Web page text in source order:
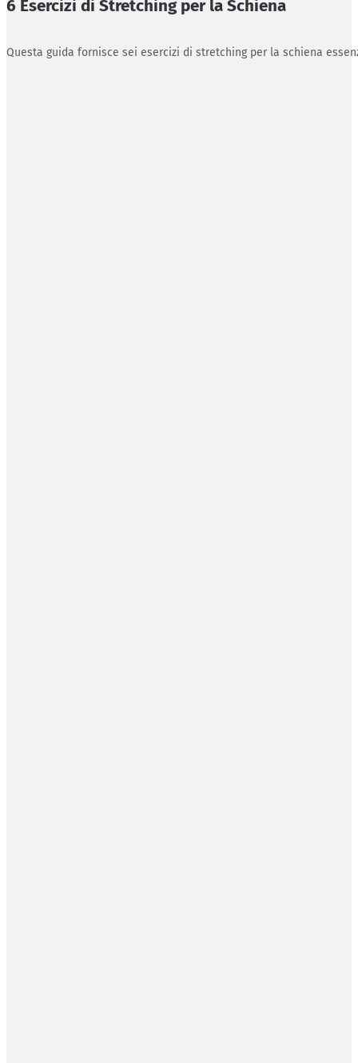
6 Esercizi di Stretching per la Schiena
Questa guida fornisce sei esercizi di stretching per la schiena